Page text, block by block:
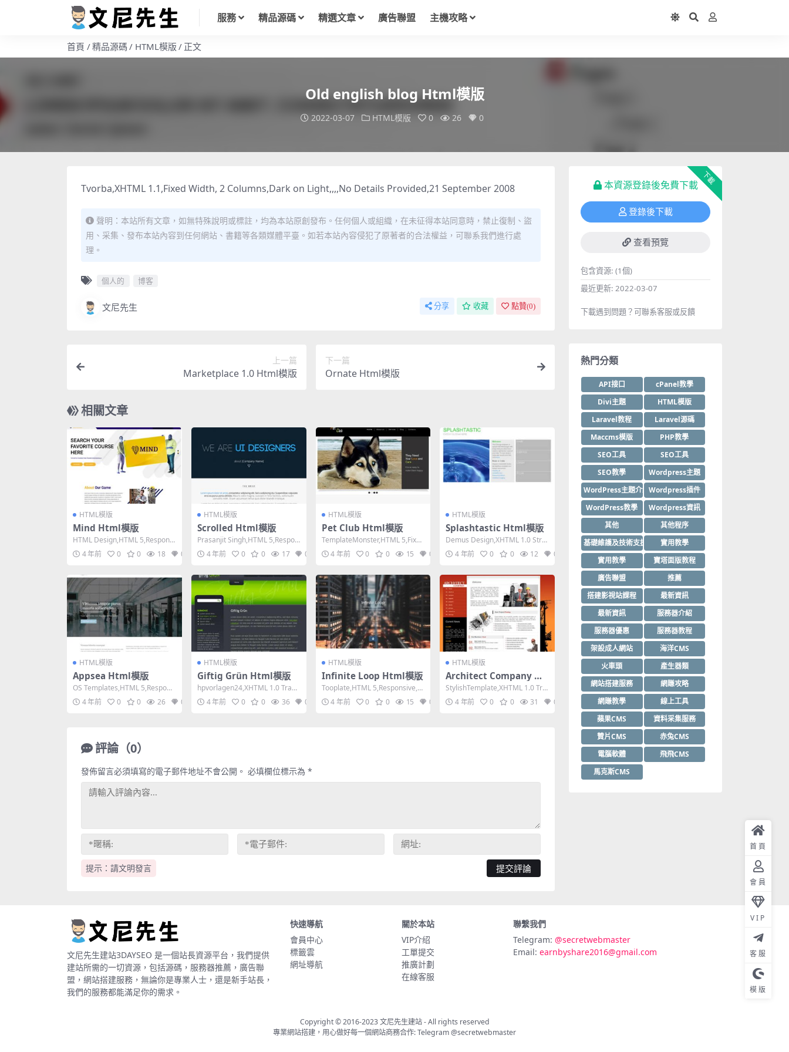
服務 精品源碼 精選文章 廣告聯盟 主機攻略
首頁 精品源碼 HTML模版 正文
Old english blog Html模版
2022-03-07 HTML模版 0 26 0
Tvorba,XHTML 1.1,Fixed Width, 2 Columns,Dark on Light,,,,No Details Provided,21 September 2008
聲明：本站所有文章，如無特殊說明或標註，均為本站原創發布。任何個人或組織，在未征得本站同意時，禁止復制、盜
用、采集、發布本站內容到任何網站、書籍等各類媒體平臺。如若本站內容侵犯了原著者的合法權益，可聯系我們進行處
理。
個人的 博客
文尼先生 分享 收藏 點贊(0)
上一篇
Marketplace 1.0 Html模版
下一篇
Ornate Html模版
相關文章
HTML模版
Mind Html模版
HTML Design,HTML 5,Responsi
ve, 5 Columns...
4 年前 0 0 18 0
HTML模版
Scrolled Html模版
Prasanjit Singh,HTML 5,Respon
sive, Mixed...
4 年前 0 0 17 0
HTML模版
Pet Club Html模版
TemplateMonster,HTML 5,Fixed
Width, 2 Co...
4 年前 0 0 15 0
HTML模版
Splashtastic Html模版
Demus Design,XHTML 1.0 Stric
t,Fixed Widt...
4 年前 0 0 12 0
HTML模版
Appsea Html模版
OS Templates,HTML 5,Respons
ive, 4 Column...
4 年前 0 0 26 0
HTML模版
Giftig Grün Html模版
hpvorlagen24,XHTML 1.0 Trans
itional,Fixe...
4 年前 0 0 36 0
HTML模版
Infinite Loop Html模版
Tooplate,HTML 5,Responsive,
Mixed Column...
4 年前 0 0 15 0
HTML模版
Architect Company Ht
ml模版
StylishTemplate,XHTML 1.0 Tra
nsitional,F...
4 年前 0 0 31 0
評論（0）
提示：請文明發言
發佈留言必須填寫的電子郵件地址不會公開。 必填欄位標示為 *
下載
本資源登錄後免費下載
登錄後下載
查看預覽
包含資源: (1個)
最近更新: 2022-03-07
下載遇到問題？可聯系客服或反饋
熱門分類
API接口
cPanel教學
Divi主題
HTML模版
Laravel教程
Laravel源碼
Maccms模版
PHP教學
SEO工具
SEO工具
SEO教學
Wordpress主題
WordPress主題介紹Wordpress插件
WordPress教學
Wordpress資訊
其他
其他程序
基礎維護及技術支援
實用教學
實用教學
寶塔面版教程
廣告聯盟
推薦
搭建影視站課程
最新資訊
最新資訊
服務器介紹
服務器優惠
服務器教程
架設成人網站
海洋CMS
火車頭
產生器類
網站搭建服務
網賺攻略
網賺教學
線上工具
蘋果CMS
資料采集服務
贊片CMS
赤兔CMS
電腦軟體
飛飛CMS
馬克斯CMS
文尼先生建站3DAYSEO 是一個站長資源平台，我們提供
建站所需的一切資源，包括源碼，服務器推薦，廣告聯
盟，網站搭建服務，無論你是專業人士，還是新手站長，
我們的服務都能滿足你的需求。
快速導航
會員中心
標籤雲
網址導航
關於本站
VIP介绍
工單提交
推廣計劃
在線客服
聯繫我們
Telegram: @secretwebmaster
Email: earnbyshare2016@gmail.com
Copyright © 2016-2023文尼先生建站- All rights reserved
專業網站搭建，用心做好每一個網站商務合作: Telegram@secretwebmaster
首頁
會員
VIP
客服
模版